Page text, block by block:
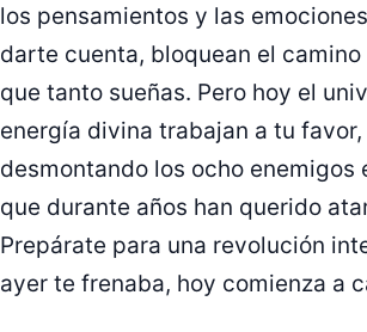
los pensamientos y las
darte cuenta, bloquean el camino
que tanto sueñas. Pero hoy el
energía divina trabajan a tu favor,
desmontando los ocho enemigos
que durante años han querido
Prepárate para una revolución
ayer te frenaba, hoy comienza a